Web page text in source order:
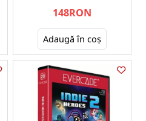
148RON
Adaugă în coş